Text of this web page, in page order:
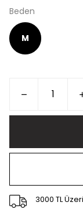
Beden
M
3000 TL